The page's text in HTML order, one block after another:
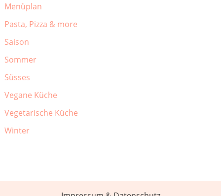
Menüplan
Pasta, Pizza & more
Saison
Sommer
Süsses
Vegane Küche
Vegetarische Küche
Winter